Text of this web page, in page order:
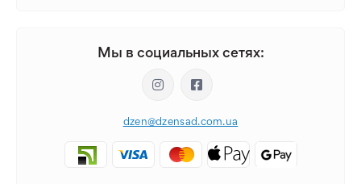
Мы в социальных сетях:
dzen@dzensad.com.ua